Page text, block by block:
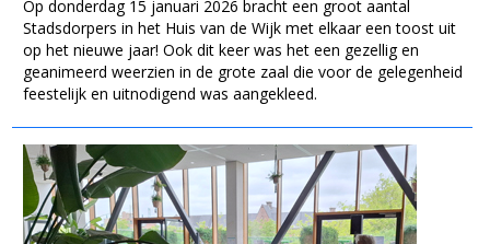
Op donderdag 15 januari 2026 bracht een groot aantal
Stadsdorpers in het Huis van de Wijk met elkaar een toost uit
op het nieuwe jaar! Ook dit keer was het een gezellig en
geanimeerd weerzien in de grote zaal die voor de gelegenheid
feestelijk en uitnodigend was aangekleed.